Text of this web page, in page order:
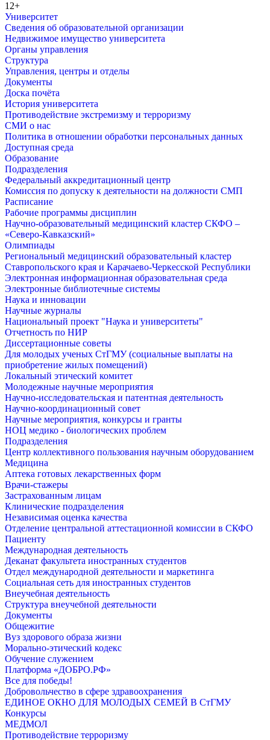
12+
Университет
Сведения об образовательной организации
Недвижимое имущество университета
Органы управления
Структура
Управления, центры и отделы
Документы
Доска почёта
История университета
Противодействие экстремизму и терроризму
СМИ о нас
Политика в отношении обработки персональных данных
Доступная среда
Образование
Подразделения
Федеральный аккредитационный центр
Комиссия по допуску к деятельности на должности СМП
Расписание
Рабочие программы дисциплин
Научно-образовательный медицинский кластер СКФО –
«Северо-Кавказский»
Олимпиады
Региональный медицинский образовательный кластер
Ставропольского края и Карачаево-Черкесской Республики
Электронная информационная образовательная среда
Электронные библиотечные системы
Наука и инновации
Научные журналы
Национальный проект "Наука и университеты"
Отчетность по НИР
Диссертационные советы
Для молодых ученых СтГМУ (социальные выплаты на
приобретение жилых помещений)
Локальный этический комитет
Молодежные научные мероприятия
Научно-исследовательская и патентная деятельность
Научно-координационный совет
Научные мероприятия, конкурсы и гранты
НОЦ медико - биологических проблем
Подразделения
Центр коллективного пользования научным оборудованием
Медицина
Аптека готовых лекарственных форм
Врачи-стажеры
Застрахованным лицам
Клинические подразделения
Независимая оценка качества
Отделение центральной аттестационной комиссии в СКФО
Пациенту
Международная деятельность
Деканат факультета иностранных студентов
Отдел международной деятельности и маркетинга
Социальная сеть для иностранных студентов
Внеучебная деятельность
Структура внеучебной деятельности
Документы
Общежитие
Вуз здорового образа жизни
Морально-этический кодекс
Обучение служением
Платформа «ДОБРО.РФ»
Все для победы!
Добровольчество в сфере здравоохранения
ЕДИНОЕ ОКНО ДЛЯ МОЛОДЫХ СЕМЕЙ В СтГМУ
Конкурсы
МЕДМОЛ
Противодействие терроризму